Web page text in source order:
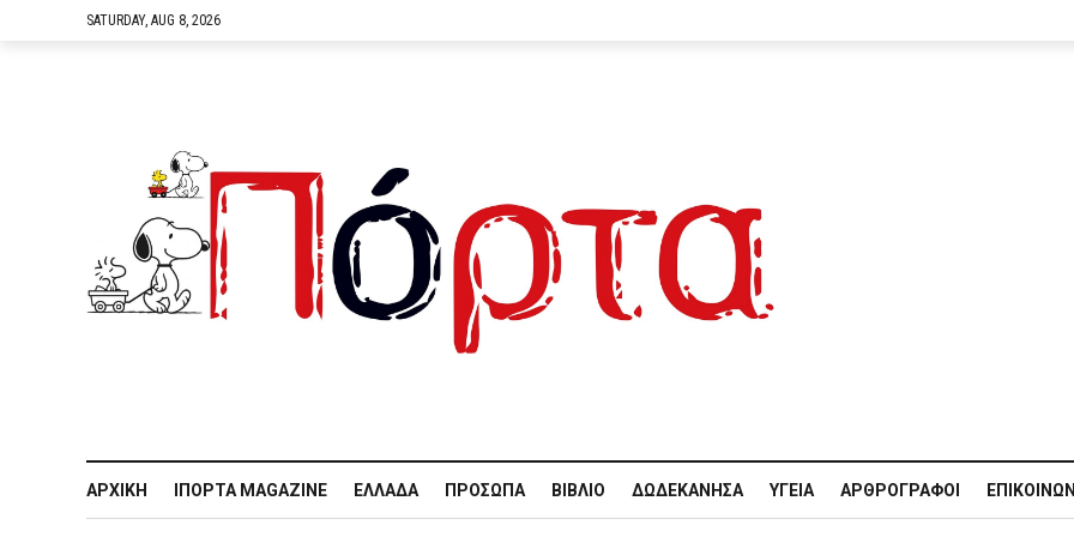
SATURDAY, AUG 8, 2026
ΑΡΧΙΚΉ IΠΌΡΤΑ MAGAZINE ΕΛΛΆΔΑ ΠΡΌΣΩΠΑ ΒΙΒΛΊΟ ΔΩΔΕΚΆΝΗΣΑ ΥΓΕΊΑ ΑΡΘΡΟΓΡΆΦΟΙ